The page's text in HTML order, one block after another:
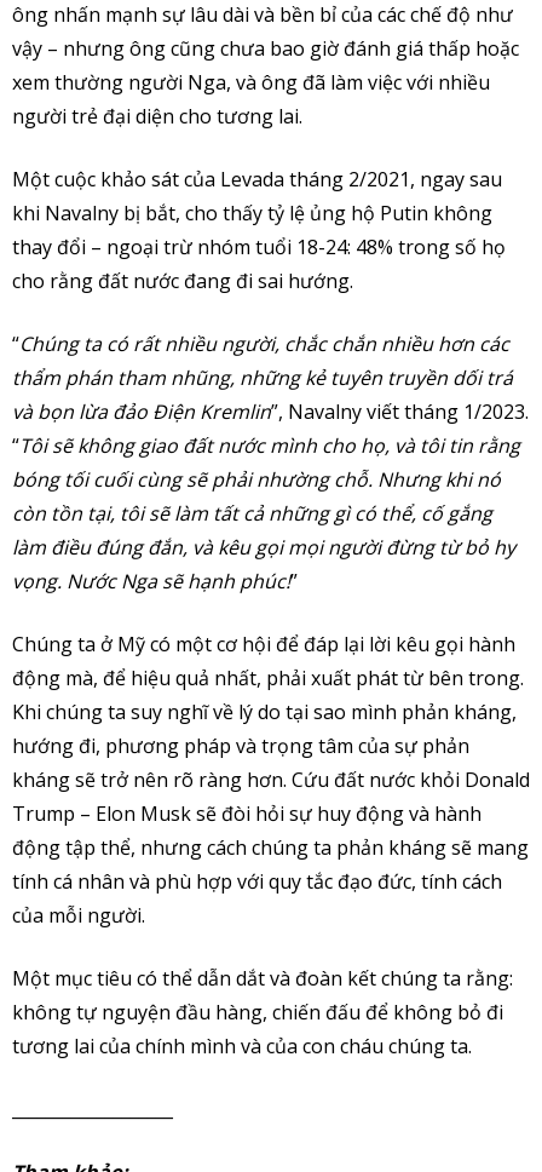
ông nhấn mạnh sự lâu dài và bền bỉ của các chế độ như
vậy – nhưng ông cũng chưa bao giờ đánh giá thấp hoặc
xem thường người Nga, và ông đã làm việc với nhiều
người trẻ đại diện cho tương lai.
Một cuộc khảo sát của Levada tháng 2/2021, ngay sau
khi Navalny bị bắt, cho thấy tỷ lệ ủng hộ Putin không
thay đổi – ngoại trừ nhóm tuổi 18-24: 48% trong số họ
cho rằng đất nước đang đi sai hướng.
“Chúng ta có rất nhiều người, chắc chắn nhiều hơn các
thẩm phán tham nhũng, những kẻ tuyên truyền dối trá
và bọn lừa đảo Điện Kremlin”, Navalny viết tháng 1/2023.
“Tôi sẽ không giao đất nước mình cho họ, và tôi tin rằng
bóng tối cuối cùng sẽ phải nhường chỗ. Nhưng khi nó
còn tồn tại, tôi sẽ làm tất cả những gì có thể, cố gắng
làm điều đúng đắn, và kêu gọi mọi người đừng từ bỏ hy
vọng. Nước Nga sẽ hạnh phúc!”
Chúng ta ở Mỹ có một cơ hội để đáp lại lời kêu gọi hành
động mà, để hiệu quả nhất, phải xuất phát từ bên trong.
Khi chúng ta suy nghĩ về lý do tại sao mình phản kháng,
hướng đi, phương pháp và trọng tâm của sự phản
kháng sẽ trở nên rõ ràng hơn. Cứu đất nước khỏi Donald
Trump – Elon Musk sẽ đòi hỏi sự huy động và hành
động tập thể, nhưng cách chúng ta phản kháng sẽ mang
tính cá nhân và phù hợp với quy tắc đạo đức, tính cách
của mỗi người.
Một mục tiêu có thể dẫn dắt và đoàn kết chúng ta rằng:
không tự nguyện đầu hàng, chiến đấu để không bỏ đi
tương lai của chính mình và của con cháu chúng ta.